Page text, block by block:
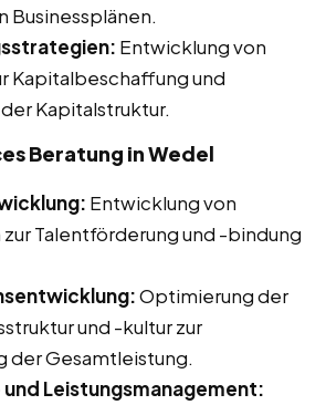
Businessplänen.
Entwicklung von
Kapitalbeschaffung und
Kapitalstruktur.
Beratung in Wedel
Entwicklung von
Talentförderung und -bindung
Optimierung der
und -kultur zur
der Gesamtleistung.
Leistungsmanagement: